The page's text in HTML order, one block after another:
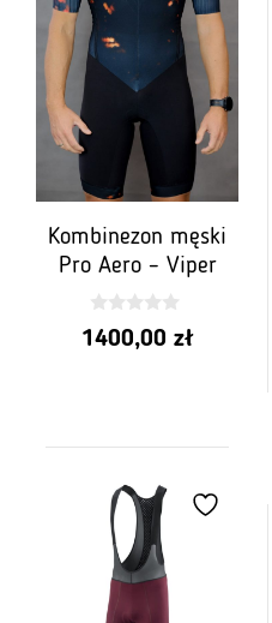
Kombinezon męski
Pro Aero – Viper
0
z
1400,00 zł